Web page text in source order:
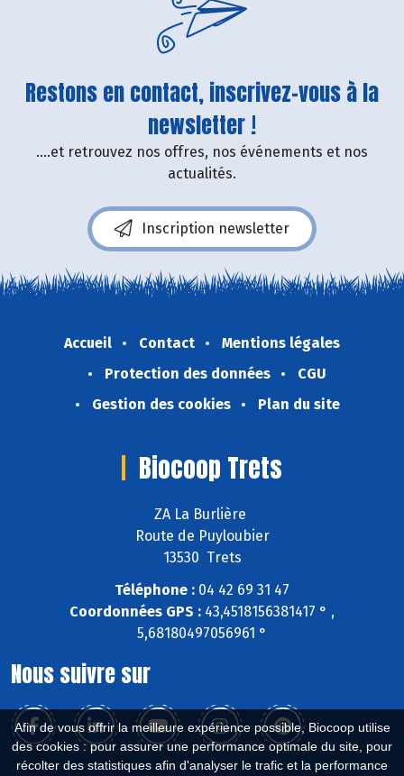
Afin de vous offrir la meilleure expérience possible, Biocoop utilise
des cookies : pour assurer une performance optimale du site, pour
récolter des statistiques afin d'analyser le trafic et la performance
Restons en contact, inscrivez-vous à la
newsletter !
....et retrouvez nos offres, nos événements et nos
actualités.
Inscription newsletter
Accueil Contact
Mentions légales
Protection des données
CGU
Gestion des cookies
Plan du site
Biocoop Trets
ZA La Burlière
Route de Puyloubier
13530 Trets
Téléphone : 04 42 69 31 47
Coordonnées GPS : 43,4518156381417 ° ,
5,68180497056961 °
Nous suivre sur